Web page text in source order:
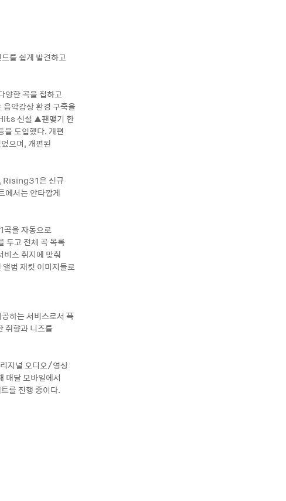
를 쉽게 발견하고
양한 곡을 접하고
음악감상 환경 구축을
신설 ▲팬맺기 한
을 도입했다. 개편
으며, 개편된
, Rising31은 신규
에서는 안타깝게
곡을 자동으로
두고 전체 곡 목록
비스 취지에 맞춰
범 재킷 이미지들로
하는 서비스로서 폭
취향과 니즈를
지널 오디오/영상
매달 모바일에서
를 진행 중이다.